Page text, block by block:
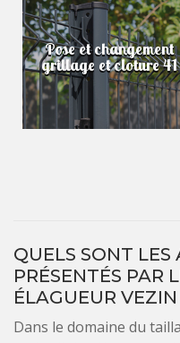
Pose et changement
grillage et cloture 41
QUELS SONT LES
PRÉSENTÉS PAR
ÉLAGUEUR
Dans le domaine du